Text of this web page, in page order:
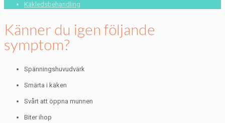
Käkledsbehandling
Känner du igen följande
symptom?
Spänningshuvudvärk
Smärta i käken
Svårt att öppna munnen
Biter ihop